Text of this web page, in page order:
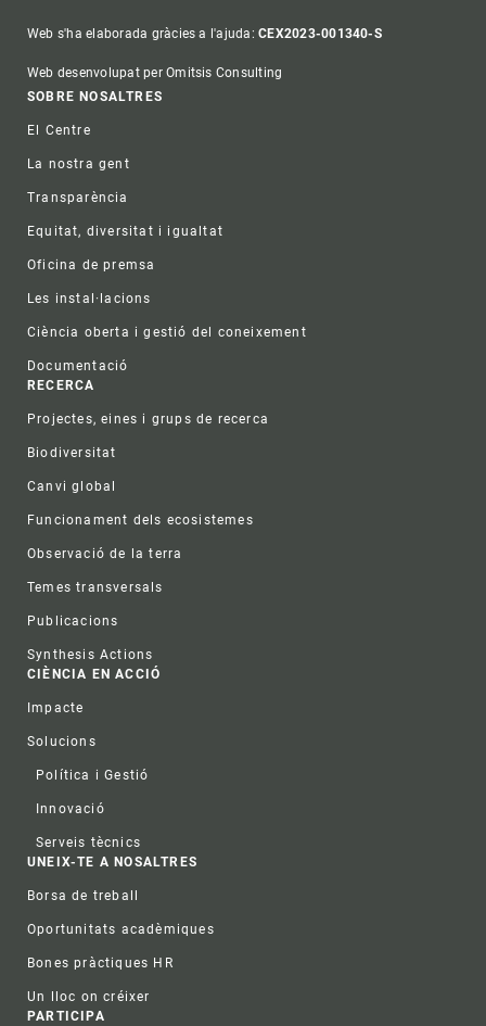
Web s'ha elaborada gràcies a l'ajuda:CEX2023-001340-S
Web desenvolupat per Omitsis Consulting
Footer
SOBRE NOSALTRES
El Centre
La nostra gent
Transparència
Equitat, diversitat i igualtat
Oficina de premsa
Les instal·lacions
Ciència oberta i gestió del coneixement
Documentació
RECERCA
Projectes, eines i grups de recerca
Biodiversitat
Canvi global
Funcionament dels ecosistemes
Observació de la terra
Temes transversals
Publicacions
Synthesis Actions
CIÈNCIA EN ACCIÓ
Impacte
Solucions
Política i Gestió
Innovació
Serveis tècnics
UNEIX-TE A NOSALTRES
Borsa de treball
Oportunitats acadèmiques
Bones pràctiques HR
Un lloc on créixer
PARTICIPA